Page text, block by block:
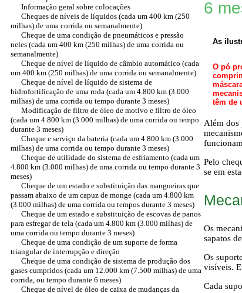
Informação geral sobre colocações
Cheques de níveis de líquidos (cada um 400 km (250
milhas) de uma corrida ou semanalmente)
Cheque de uma condição de pneumáticos e pressão
neles (cada um 400 km (250 milhas) de uma corrida ou
semanalmente)
Cheque de nível de líquido de câmbio automático (cada
um 400 km (250 milhas) de uma corrida ou semanalmente)
Cheque de nível de líquido de sistema de
hidrofortificação de uma roda (cada um 4.800 km (3.000
milhas) de uma corrida ou tempo durante 3 meses)
Modificação de filtro de óleo de motivo e filtro de óleo
(cada um 4.800 km (3.000 milhas) de uma corrida ou tempo
durante 3 meses)
Cheque e serviço da bateria (cada um 4.800 km (3.000
milhas) de uma corrida ou tempo durante 3 meses)
Cheque de utilidade do sistema de esfriamento (cada um
4.800 km (3.000 milhas) de uma corrida ou tempo durante 3
meses)
Cheque de um estado e substituição das mangueiras que
passam abaixo de um capuz de monge (cada um 4.800 km
(3.000 milhas) de uma corrida ou tempos durante 3 meses)
Cheque de um estado e substituição de escovas de panos
para esfregar de tela (cada um 4.800 km (3.000 milhas) de
uma corrida ou tempo durante 3 meses)
Cheque de uma condição de um suporte de forma
triangular de interrupção e direção
Cheque de uma condição de sistema de produção dos
gases cumpridos (cada um 12.000 km (7.500 milhas) de uma
corrida, ou tempo durante 6 meses)
Cheque de nível de óleo de caixa de mudanças da
6
As
O pó
têm de
Além dos
Pelo
se em
Os
sapatos
Os
visíveis.
Cada